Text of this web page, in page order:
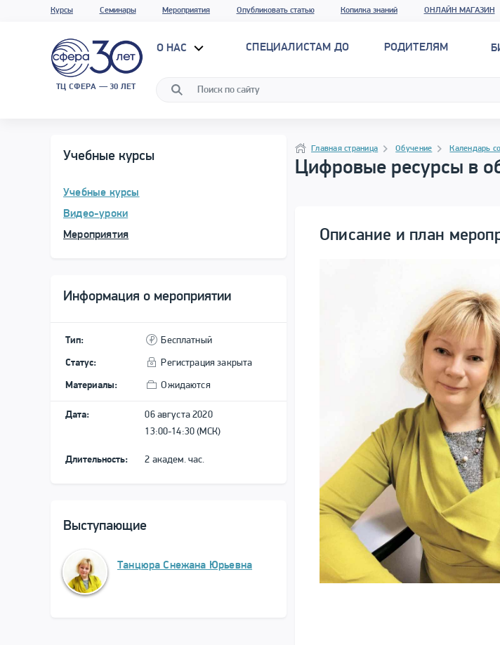
Курсы Семинары Мероприятия Опубликовать статью Копилка знаний ОНЛАЙН МАГАЗИН
ТЦ СФЕРА — 30 ЛЕТ
О НАС СПЕЦИАЛИСТАМ ДО РОДИТЕЛЯМ
Учебные курсы
Учебные курсы
Видео-уроки
Мероприятия
Информация о мероприятии
Тип: Бесплатный
Статус: Регистрация закрыта
Материалы: Ожидаются
Дата:
06 августа 2020
13:00-14:30 (МСК)
Длительность: 2 академ. час.
Выступающие
Танцюра Снежана Юрьевна
НавигацияГлавная страница Обучение Календарь
Цифровые ресурсы в
Описание и план